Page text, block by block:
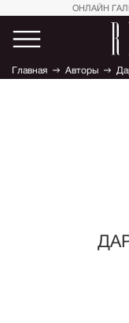
ОНЛАЙН
Главная Авторы